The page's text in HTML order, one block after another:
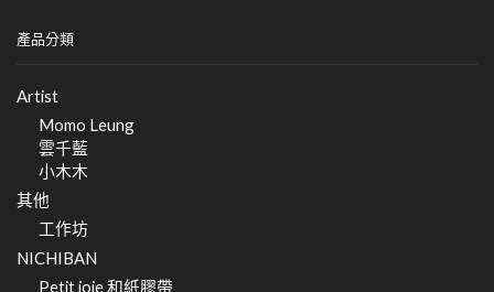
產品分類
Artist
Momo Leung
雲千藍
小木木
其他
工作坊
NICHIBAN
Petit joie 和紙膠帶